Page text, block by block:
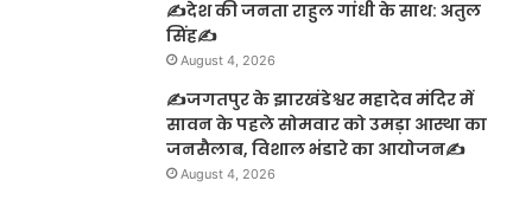
✍️देश की जनता राहुल गांधी के साथ: अतुल
सिंह✍️
August 4, 2026
✍️जगतपुर के झारखंडेश्वर महादेव मंदिर में
सावन के पहले सोमवार को उमड़ा आस्था का
जनसैलाब, विशाल भंडारे का आयोजन✍️
August 4, 2026